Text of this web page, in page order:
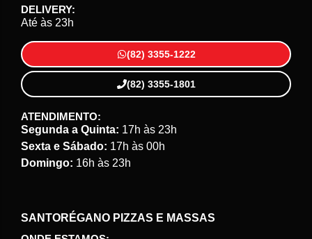
DELIVERY:
Até às 23h
(82) 3355-1222
(82) 3355-1801
ATENDIMENTO:
Segunda a Quinta: 17h às 23h
Sexta e Sábado: 17h às 00h
Domingo: 16h às 23h
SANTORÉGANO PIZZAS E MASSAS